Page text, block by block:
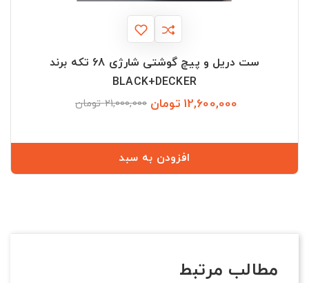
ست دریل و پیچ گوشتی شارژی 68 تکه برند
BLACK+DECKER
12,600,000 تومان 21,000,000 تومان
افزودن به سبد
مطالب مرتبط